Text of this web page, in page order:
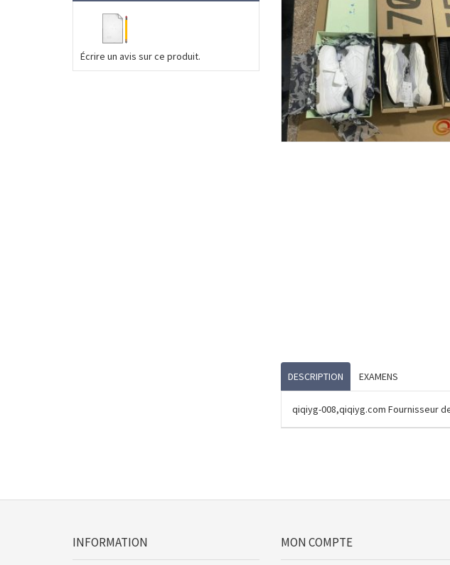
DESCRIPTION EXAMENS
qiqiyg-008,qiqiyg.com Fournisseur
Écrire un avis sur ce produit.
INFORMATION MON COMPTE